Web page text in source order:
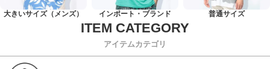
大きいサイズ（メンズ） インポート・ブランド 普通サイズ
アイテムカテゴリ